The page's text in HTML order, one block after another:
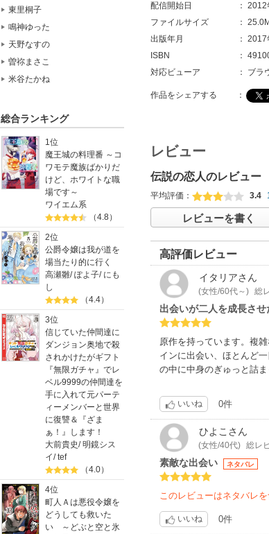
東里桐子
鳴神ゆった
天野なすの
曽祢まさこ
米谷たかね
総合ランキング
1位
魔王城の料理番 ～コ
ワモテ魔族ばかりだ
けど、ホワイトな職
場です～
ワイエム系
（4.8）
2位
公爵令嬢は我が道を
場当たり的に行く
高瀬雛/ぽよ子/ にも
し
（4.4）
3位
信じていた仲間達に
ダンジョン奥地で殺
されかけたがギフト
『無限ガチャ』でレ
ベル9999の仲間達を
手に入れて元パーテ
ィーメンバーと世界
に復讐＆『ざま
ぁ！』します！
大前貴史/明鏡シス
イ/tef
（4.0）
4位
町人Ａは悪役令嬢を
どうしても救いた
い ～どぶと空と氷
配信開始日
： 2012
ファイルサイズ
：
出版年月
： 2017
ISBN
：
対応ビューア
： ブラ
作品をシェアする ：
レビュー
伝説の恋人のレビュー
平均評価： 3.4
レビューを書く
高評価レビュー
イタリアさん
(女性/60代～) 総
出会いが二人を成長させ
原作を持っています。複
インに出会い、ほとんど
の中に中身のぎゅっと詰
いいね 0件
ひよこ さん
(女性/40代) 総レ
素敵な出会い ネタバレ
このレビューはネタバレ
いいね 0件